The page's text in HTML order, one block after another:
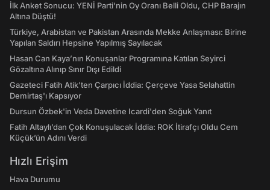
İlk Anket Sonucu: YENİ Parti'nin Oy Oranı Belli Oldu, CHP Barajın
Altına Düştü!
Türkiye, Arabistan ve Pakistan Arasında Mekke Anlaşması: Birine
Yapılan Saldırı Hepsine Yapılmış Sayılacak
Hasan Can Kaya’nın Konuşanlar Programına Katılan Seyirci
Gözaltına Alınıp Sınır Dışı Edildi
Gazeteci Fatih Atik'ten Çarpıcı İddia: Çerçeve Yasa Selahattin
Demirtaş'ı Kapsıyor
Dursun Özbek'in Veda Davetine Icardi'den Soğuk Yanıt
Fatih Altaylı’dan Çok Konuşulacak İddia: ROK İtirafçı Oldu Cem
Küçük’ün Adını Verdi
Hızlı Erişim
Hava Durumu